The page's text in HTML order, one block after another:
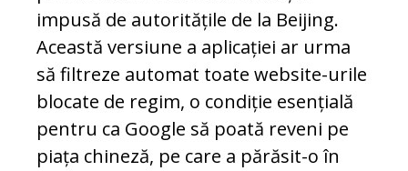
impusă de autoritățile de la Beijing.
Această versiune a aplicației ar urma
să filtreze automat toate website-urile
blocate de regim, o condiție esențială
pentru ca Google să poată reveni pe
piața chineză, pe care a părăsit-o în